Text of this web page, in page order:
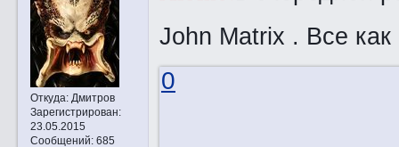
Откуда:Дмитров
Зарегистрирован:
23.05.2015
Сообщений:685
John Matrix . Все
0